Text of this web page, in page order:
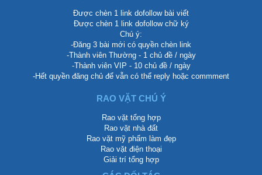
Được chèn 1 link dofollow bài viết
Được chèn 1 link dofollow chữ ký
Chú ý:
-Đăng 3 bài mới có quyền chèn link
-Thành viên Thường - 1 chủ đề / ngày
-Thành viên VIP - 10 chủ đề / ngày
-Hết quyền đăng chủ để vẫn có thể reply hoặc commment
RAO VẶT CHÚ Ý
Rao vặt tổng hợp
Rao vặt nhà đất
Rao vặt mỹ phẩm làm đẹp
Rao vặt điện thoại
Giải trí tổng hợp